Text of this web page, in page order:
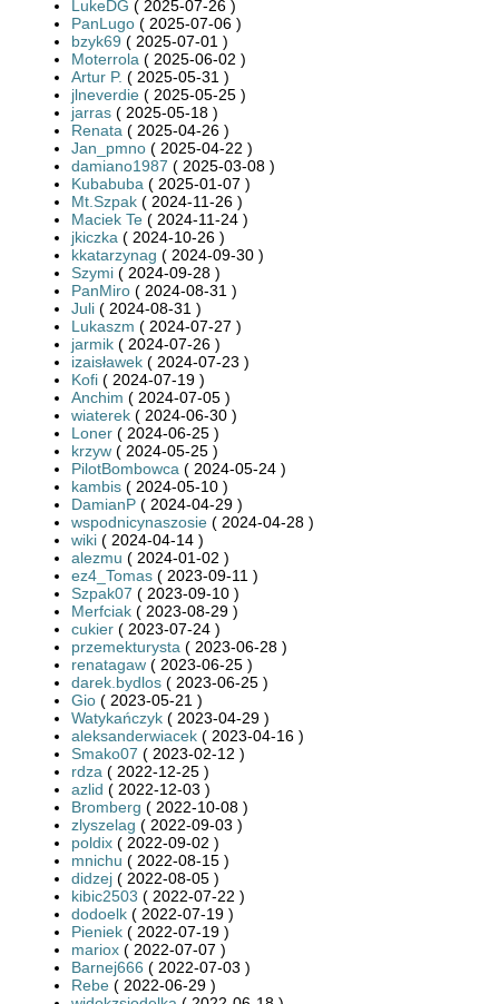
LukeDG ( 2025-07-26 )
PanLugo ( 2025-07-06 )
bzyk69 ( 2025-07-01 )
Moterrola ( 2025-06-02 )
Artur P. ( 2025-05-31 )
jlneverdie ( 2025-05-25 )
jarras ( 2025-05-18 )
Renata ( 2025-04-26 )
Jan_pmno ( 2025-04-22 )
damiano1987 ( 2025-03-08 )
Kubabuba ( 2025-01-07 )
Mt.Szpak ( 2024-11-26 )
Maciek Te ( 2024-11-24 )
jkiczka ( 2024-10-26 )
kkatarzynag ( 2024-09-30 )
Szymi ( 2024-09-28 )
PanMiro ( 2024-08-31 )
Juli ( 2024-08-31 )
Lukaszm ( 2024-07-27 )
jarmik ( 2024-07-26 )
izaisławek ( 2024-07-23 )
Kofi ( 2024-07-19 )
Anchim ( 2024-07-05 )
wiaterek ( 2024-06-30 )
Loner ( 2024-06-25 )
krzyw ( 2024-05-25 )
PilotBombowca ( 2024-05-24 )
kambis ( 2024-05-10 )
DamianP ( 2024-04-29 )
wspodnicynaszosie ( 2024-04-28 )
wiki ( 2024-04-14 )
alezmu ( 2024-01-02 )
ez4_Tomas ( 2023-09-11 )
Szpak07 ( 2023-09-10 )
Merfciak ( 2023-08-29 )
cukier ( 2023-07-24 )
przemekturysta ( 2023-06-28 )
renatagaw ( 2023-06-25 )
darek.bydlos ( 2023-06-25 )
Gio ( 2023-05-21 )
Watykańczyk ( 2023-04-29 )
aleksanderwiacek ( 2023-04-16 )
Smako07 ( 2023-02-12 )
rdza ( 2022-12-25 )
azlid ( 2022-12-03 )
Bromberg ( 2022-10-08 )
zlyszelag ( 2022-09-03 )
poldix ( 2022-09-02 )
mnichu ( 2022-08-15 )
didzej ( 2022-08-05 )
kibic2503 ( 2022-07-22 )
dodoelk ( 2022-07-19 )
Pieniek ( 2022-07-19 )
mariox ( 2022-07-07 )
Barnej666 ( 2022-07-03 )
Rebe ( 2022-06-29 )